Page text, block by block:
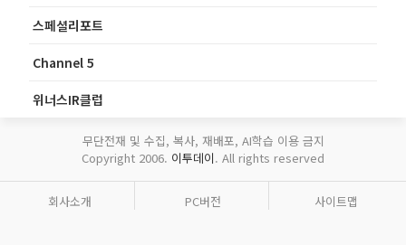
스페셜리포트
Channel 5
위너스IR클럽
무단전재 및 수집, 복사, 재배포, AI학습 이용 금지
Copyright 2006. 이투데이. All rights reserved
회사소개 PC버전 사이트맵